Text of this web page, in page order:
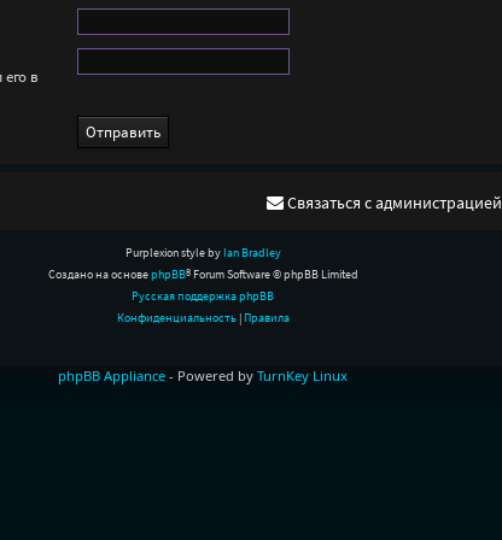
в
Связаться с администрацией
Purplexion style by Ian Bradley
Создано на основеphpBB® Forum Software © phpBB Limited
Русская поддержка phpBB
Конфиденциальность| Правила
phpBB Appliance - Powered by TurnKey Linux